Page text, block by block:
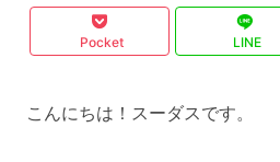
Pocket LINE
こんにちは！スーダスです。